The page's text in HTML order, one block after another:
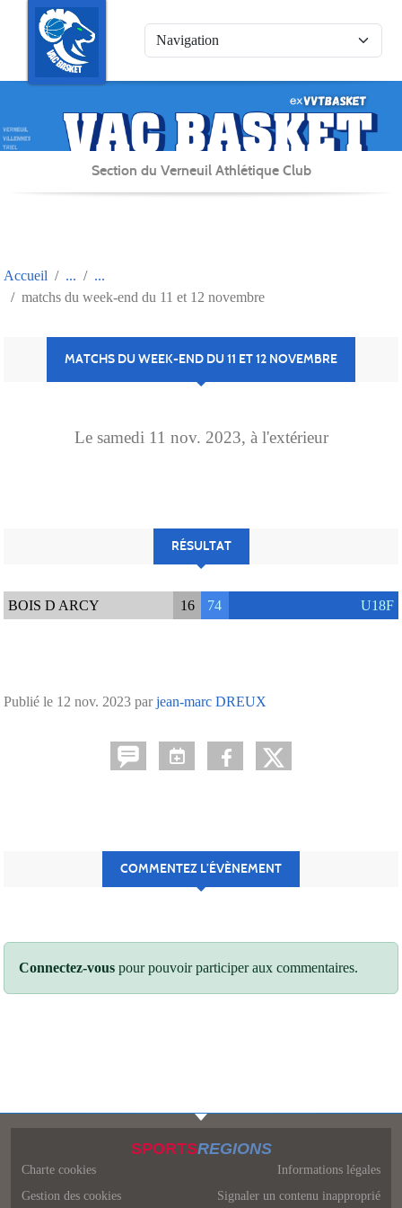
Section du Verneuil Athlétique Club
Accueil
matchs du week-end du 11 et 12 novembre
MATCHS DU WEEK-END DU 11 ET 12 NOVEMBRE
Le samedi 11 nov. 2023, à l'extérieur
RÉSULTAT
BOIS D ARCY 16 74 U18F
Publié le 12 nov. 2023 parjean-marc DREUX
COMMENTEZ L’ÉVÈNEMENT
Connectez-vous pour pouvoir participer aux commentaires.
SPORTSREGIONS
Charte cookies
Gestion des cookies
Informations légales
Signaler un contenu inapproprié
Panneau de gestion des cookies